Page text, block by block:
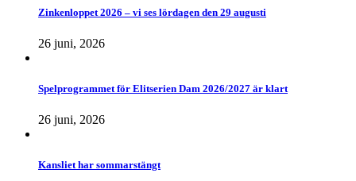
Zinkenloppet 2026 – vi ses lördagen den 29 augusti
26 juni, 2026
Spelprogrammet för Elitserien Dam 2026/2027 är klart
26 juni, 2026
Kansliet har sommarstängt